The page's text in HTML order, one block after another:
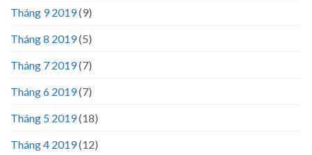
Tháng 9 2019(9)
Tháng 8 2019(5)
Tháng 7 2019(7)
Tháng 6 2019(7)
Tháng 5 2019(18)
Tháng 4 2019(12)